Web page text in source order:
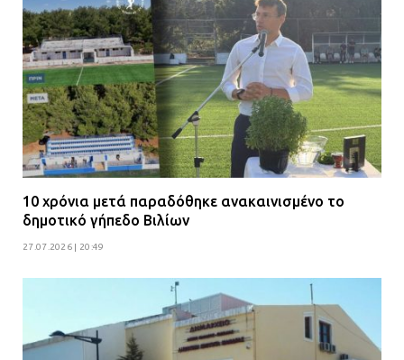
10 χρόνια μετά παραδόθηκε ανακαινισμένο το
δημοτικό γήπεδο Βιλίων
27.07.2026 | 20:49